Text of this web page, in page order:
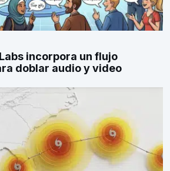
incorpora un flujo
doblar audio y video